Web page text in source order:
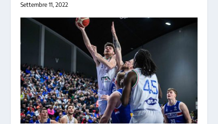
Settembre 11, 2022